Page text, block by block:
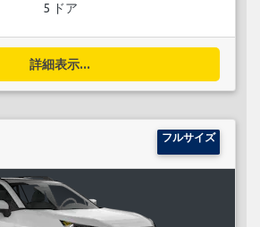
5 ドア
詳細表示...
フルサイズ